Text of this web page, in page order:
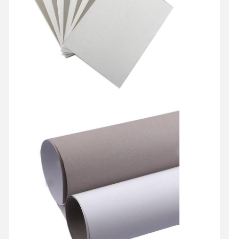
ケーキボード